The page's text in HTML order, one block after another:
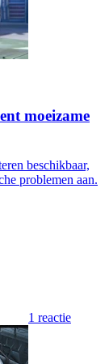
moeizame
beschikbaar,
problemen aan.
1 reactie